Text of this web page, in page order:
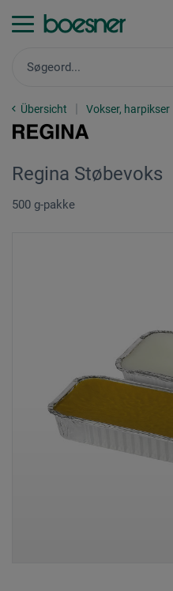
Übersicht Vokser, harpikser
Regina Støbevoks
500 g-pakke